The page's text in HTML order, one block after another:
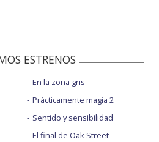
ESTRENOS
En la zona gris
Prácticamente magia 2
Sentido y sensibilidad
El final de Oak Street